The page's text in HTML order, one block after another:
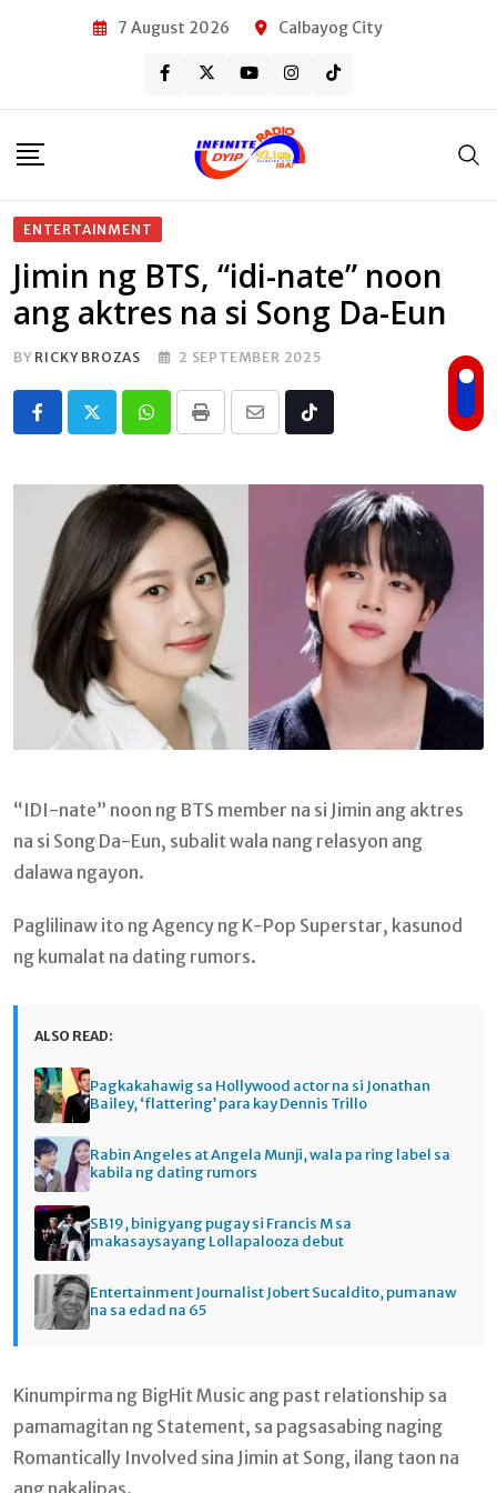
7 August 2026 Calbayog City
ENTERTAINMENT
Jimin ng BTS, “idi-nate” noon
ang aktres na si Song Da-Eun
BY RICKY BROZAS 2 SEPTEMBER 2025
Whatsapp
Print
Share
Email
Tiktok
“IDI-nate” noon ng BTS member na si Jimin ang aktres
na si Song Da-Eun, subalit wala nang relasyon ang
dalawa ngayon.
Paglilinaw ito ng Agency ng K-Pop Superstar, kasunod
ng kumalat na dating rumors.
ALSO READ:
Pagkakahawig sa Hollywood actor na si Jonathan
Bailey, ‘flattering’ para kay Dennis Trillo
Rabin Angeles at Angela Munji, wala pa ring label sa
kabila ng dating rumors
SB19, binigyang pugay si Francis M sa
makasaysayang Lollapalooza debut
Entertainment Journalist Jobert Sucaldito, pumanaw
na sa edad na 65
Kinumpirma ng BigHit Music ang past relationship sa
pamamagitan ng Statement, sa pagsasabing naging
Romantically Involved sina Jimin at Song, ilang taon na